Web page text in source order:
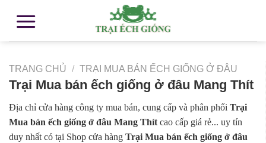
TRANG CHỦ / TRẠI MUA BÁN ẾCH GIỐNG Ở ĐÂU
Trại Mua bán ếch giống ở đâu Mang Thít
Địa chỉ cửa hàng công ty mua bán, cung cấp và phân phối Trại
Mua bán ếch giống ở đâu Mang Thít cao cấp giá rẻ... uy tín
duy nhất có tại Shop cửa hàng Trại Mua bán ếch giống ở đâu